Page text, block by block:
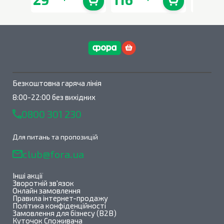
Безкоштовна гаряча лінія
8:00-22:00 без вихідних
0800 301 230
Для питань та пропозицій
club@fora.ua
Інші акції
Зворотній зв'язок
Онлайн замовлення
Правила інтернет-продажу
Політика конфіденційності
Замовлення для бізнесу (B2B)
Куточок Споживача